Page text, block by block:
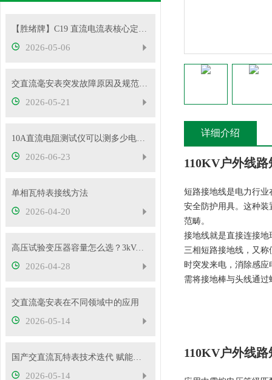
【胜绪牌】C19 直流电流表核心定位与原理
2026-05-06
交直流毫安表突发故障原因及规范处理流程
2026-05-21
10A直流电阻测试仪可以测多少电压的变压器？
2026-06-23
单相瓦特表接线方法
2026-04-20
高压试验变压器容量怎么选？3kVA、5kVA、10kVA够用吗
2026-04-28
交直流毫安表在不同领域中的应用
2026-05-14
国产交直流瓦特表技术迭代 赋能电力精准计量与能效管理
2026-05-14
详细介绍
110KV户外线
短路接地线是电力行
安全防护用具。这种装
范畴。
接地线就是直接连接
三相短路接地线，又
时突发来电，消除感
需将接地棒与头线通
110KV户外线